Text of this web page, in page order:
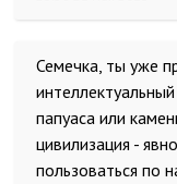
Семечка, ты уже
папуаса или
цивилизация -
пользоваться по